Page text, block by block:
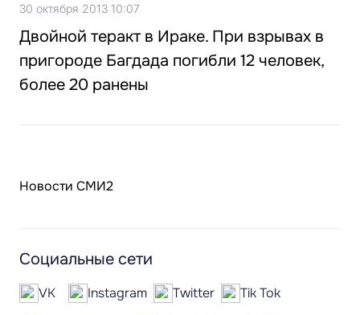
30 октября 2013 10:07
Двойной теракт в Ираке. При взрывах в
пригороде Багдада погибли 12 человек,
более 20 ранены
Новости СМИ2
Социальные сети
VK Instagram Twitter
Tik Tok